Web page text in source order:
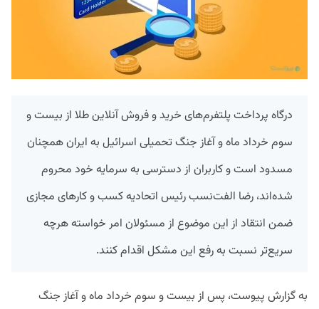
درگاه پرداخت پلتفرم‌های خرید و فروش آنلاین طلا از بیست و
سوم خرداد ماه و آغاز جنگ تحمیلی اسرائیل به ایران همچنان
مسدود است و کاربران از دسترسی به سرمایه خود محروم
شده‌اند، رضا الفت‌نسب رئیس اتحادیه کسب و کارهای مجازی
ضمن انتقاد از این موضوع از مسئولان امر خواسته هرچه
سریع‌تر نسبت به رفع این مشکل اقدام کنند.
به گزارش پیوست، پس از بیست و سوم خرداد ماه و آغاز جنگ